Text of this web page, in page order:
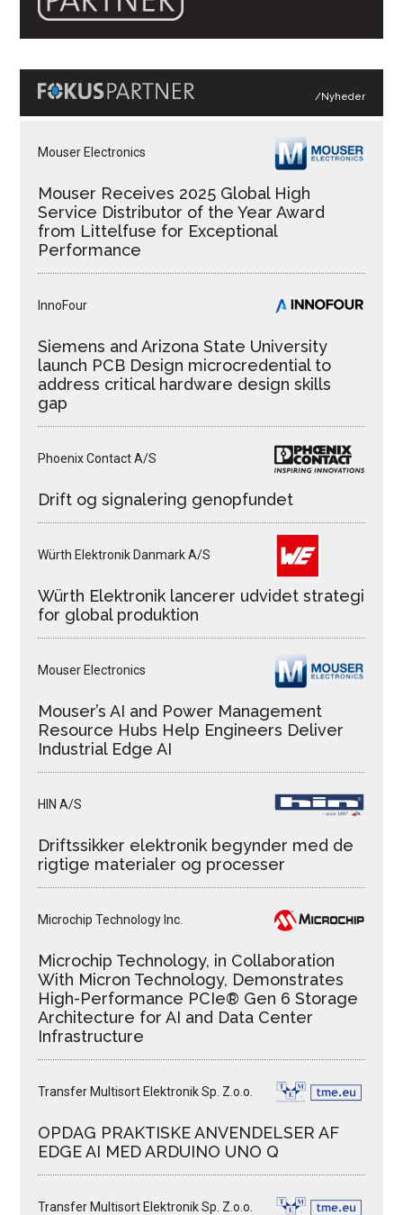
/Nyheder
Mouser Electronics
Mouser Receives 2025 Global High
Service Distributor of the Year Award
from Littelfuse for Exceptional
Performance
InnoFour
Siemens and Arizona State University
launch PCB Design microcredential to
address critical hardware design skills
gap
Phoenix Contact A/S
Drift og signalering genopfundet
Würth Elektronik Danmark A/S
Würth Elektronik lancerer udvidet strategi
for global produktion
Mouser Electronics
Mouser’s AI and Power Management
Resource Hubs Help Engineers Deliver
Industrial Edge AI
HIN A/S
Driftssikker elektronik begynder med de
rigtige materialer og processer
Microchip Technology Inc.
Microchip Technology, in Collaboration
With Micron Technology, Demonstrates
High-Performance PCIe® Gen 6 Storage
Architecture for AI and Data Center
Infrastructure
Transfer Multisort Elektronik Sp. Z.o.o.
OPDAG PRAKTISKE ANVENDELSER AF
EDGE AI MED ARDUINO UNO Q
Transfer Multisort Elektronik Sp. Z.o.o.